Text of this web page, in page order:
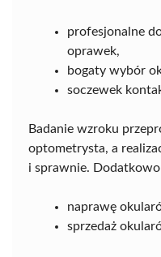
profesjonalne
oprawek,
bogaty wybór
soczewek
Badanie wzroku
optometrysta, a
i sprawnie.
naprawę
sprzedaż